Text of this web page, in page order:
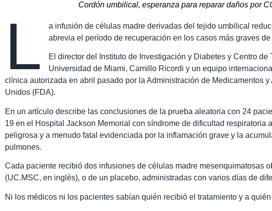
Cordón umbilical, esperanza para reparar daños por
L
a infusión de células madre derivadas del tejido umbilical
abrevia el período de recuperación en los casos más graves
El director del Instituto de Investigación y Diabetes y Centro
Universidad de Miami, Camillo Ricordi y un equipo
clínica autorizada en abril pasado por la Administración de Medicamentos
Unidos (FDA).
En un artículo describe las conclusiones de la prueba aleatoria con 24
19 en el Hospital Jackson Memorial con síndrome de dificultad respiratoria
peligrosa y a menudo fatal evidenciada por la inflamación grave y la
pulmones.
Cada paciente recibió dos infusiones de células madre mesenquimatosas
(UC.MSC, en inglés), o de un placebo, administradas con varios días de
Ni los médicos ni los pacientes sabían quién recibió el tratamiento y a